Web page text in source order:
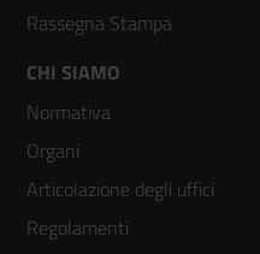
Rassegna Stampa
Footer
menù
colonna
3
CHI SIAMO
Normativa
Organi
Articolazione degli uffici
Regolamenti